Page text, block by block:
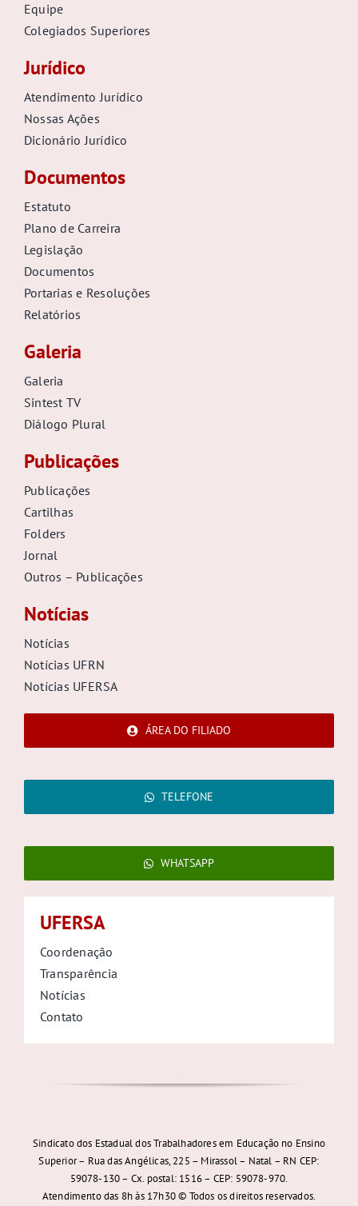
Equipe
Colegiados Superiores
Jurídico
Atendimento Jurídico
Nossas Ações
Dicionário Jurídico
Documentos
Estatuto
Plano de Carreira
Legislação
Documentos
Portarias e Resoluções
Relatórios
Galeria
Galeria
Sintest TV
Diálogo Plural
Publicações
Publicações
Cartilhas
Folders
Jornal
Outros – Publicações
Notícias
Notícias
Notícias UFRN
Notícias UFERSA
ÁREA DO FILIADO
TELEFONE
WHATSAPP
UFERSA
Coordenação
Transparência
Notícias
Contato
Sindicato dos Estadual dos Trabalhadores em Educação no Ensino
Superior – Rua das Angélicas, 225 – Mirassol – Natal – RN CEP:
59078-130 – Cx. postal: 1516 – CEP: 59078-970.
Atendimento das 8h às 17h30 © Todos os direitos reservados.